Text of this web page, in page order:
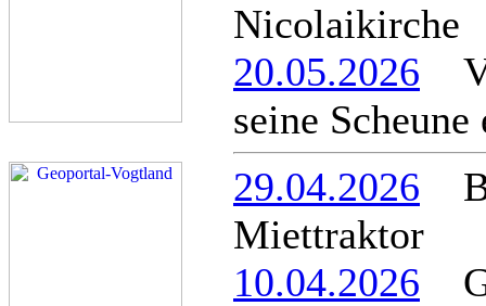
Nicolaikirche
20.05.2026
seine Scheune
29.04.2026
Miettraktor
10.04.2026